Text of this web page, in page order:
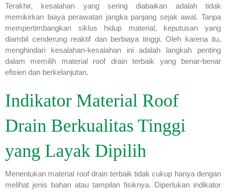
Terakhir, kesalahan yang sering diabaikan adalah tidak
memikirkan biaya perawatan jangka panjang sejak awal. Tanpa
mempertimbangkan siklus hidup material, keputusan yang
diambil cenderung reaktif dan berbiaya tinggi. Oleh karena itu,
menghindari kesalahan-kesalahan ini adalah langkah penting
dalam memilih material roof drain terbaik yang benar-benar
efisien dan berkelanjutan.
Indikator Material Roof
Drain Berkualitas Tinggi
yang Layak Dipilih
Menentukan material roof drain terbaik tidak cukup hanya dengan
melihat jenis bahan atau tampilan fisiknya. Diperlukan indikator